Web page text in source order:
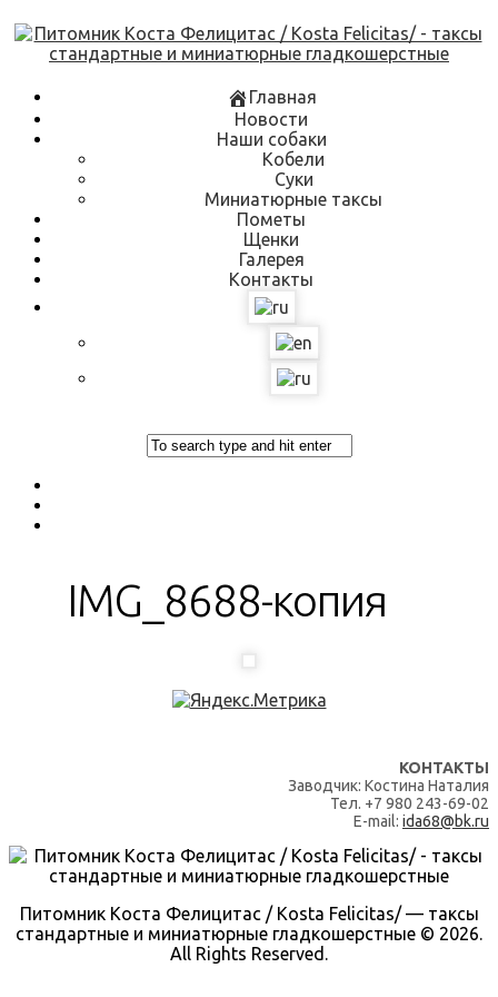
Skip
to
content
Главная
Новости
Наши собаки
Кобели
Суки
Миниатюрные таксы
Пометы
Щенки
Галерея
Контакты
IMG_8688-копия
КОНТАКТЫ
Заводчик: Костина Наталия
Тел. +7 980 243-69-02
E-mail: ida68@bk.ru
Питомник Коста Фелицитас / Kosta Felicitas/ — таксы
стандартные и миниатюрные гладкошерстные © 2026.
All Rights Reserved.